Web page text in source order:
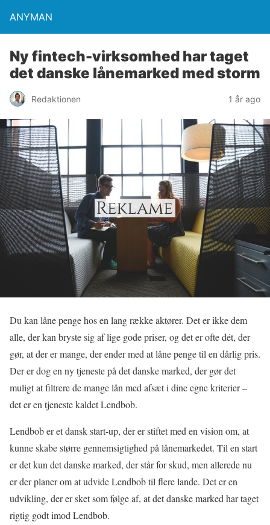
ANYMAN
Ny fintech-virksomhed har taget
det danske lånemarked med storm
Redaktionen 1 år ago
Du kan låne penge hos en lang række aktører. Det er ikke dem
alle, der kan bryste sig af lige gode priser, og det er ofte dét, der
gør, at der er mange, der ender med at låne penge til en dårlig pris.
Der er dog en ny tjeneste på det danske marked, der gør det
muligt at filtrere de mange lån med afsæt i dine egne kriterier –
det er en tjeneste kaldet Lendbob.
Lendbob er et dansk start-up, der er stiftet med en vision om, at
kunne skabe større gennemsigtighed på lånemarkedet. Til en start
er det kun det danske marked, der står for skud, men allerede nu
er der planer om at udvide Lendbob til flere lande. Det er en
udvikling, der er sket som følge af, at det danske marked har taget
rigtig godt imod Lendbob.